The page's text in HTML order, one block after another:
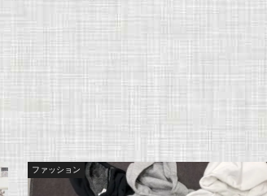
ファッション